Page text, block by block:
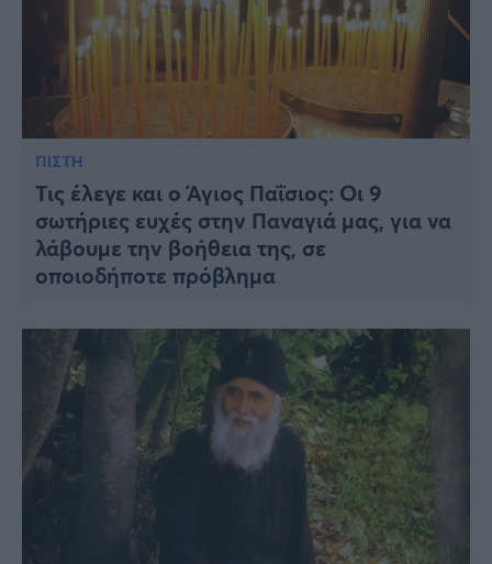
ΠΙΣΤΗ
Τις έλεγε και ο Άγιος Παΐσιος: Οι 9
σωτήριες ευχές στην Παναγιά μας, για να
λάβουμε την βοήθεια της, σε
οποιοδήποτε πρόβλημα